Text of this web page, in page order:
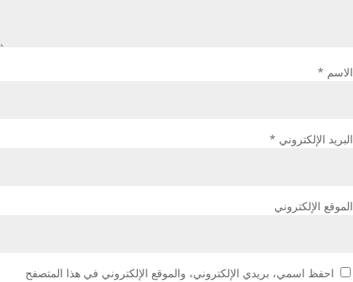
الاسم *
البريد الإلكتروني *
الموقع الإلكتروني
احفظ اسمي، بريدي الإلكتروني، والموقع الإلكتروني في هذا المتصفح